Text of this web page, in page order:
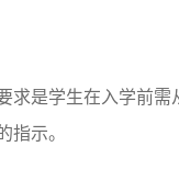
求是学生在入学前
指示。